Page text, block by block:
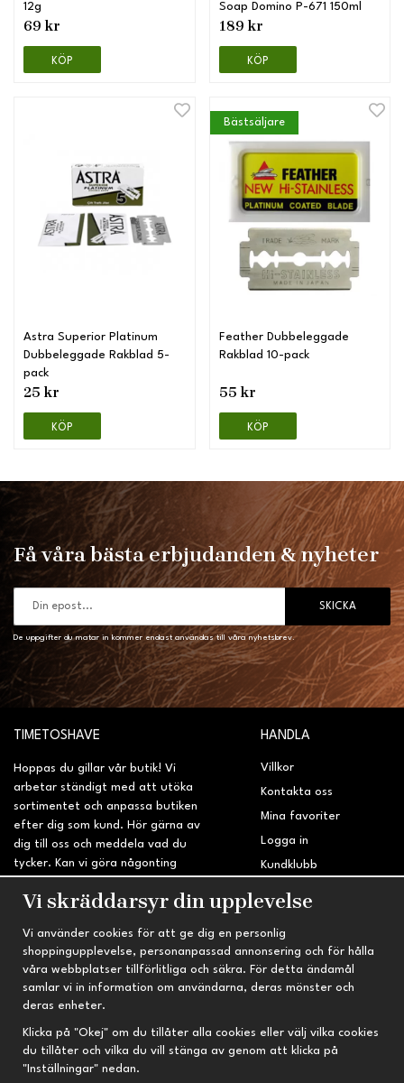
12g
69 kr
KÖP
Soap Domino P-671 150ml
189 kr
KÖP
Astra Superior Platinum
Dubbeleggade Rakblad 5-
pack
25 kr
KÖP
Bästsäljare
Feather Dubbeleggade
Rakblad 10-pack
55 kr
KÖP
Få våra bästa erbjudanden & nyheter
SKICKA
De uppgifter du matar in kommer endast användas till våra nyhetsbrev.
TIMETOSHAVE
Hoppas du gillar vår butik! Vi
arbetar ständigt med att utöka
sortimentet och anpassa butiken
efter dig som kund. Hör gärna av
dig till oss och meddela vad du
tycker. Kan vi göra någonting
sidan?
HANDLA
Villkor
Kontakta oss
Mina favoriter
Logga in
Kundklubb
INFORMATION
Om oss
Nyheter
Nyhetsbrev
Om cookies
Prenumeration
TRYGG HANDEL
Fri frakt vid köp över 695 kr
Kvalitetsprodukter till kanonpris
Vi skräddarsyr din upplevelse
Vi använder cookies för att ge dig en personlig
shoppingupplevelse, personanpassad annonsering och för hålla
våra webbplatser tillförlitliga och säkra. För detta ändamål
samlar vi in information om användarna, deras mönster och
deras enheter.
Klicka på "Okej" om du tillåter alla cookies eller välj vilka cookies
du tillåter och vilka du vill stänga av genom att klicka på
"Inställningar" nedan.